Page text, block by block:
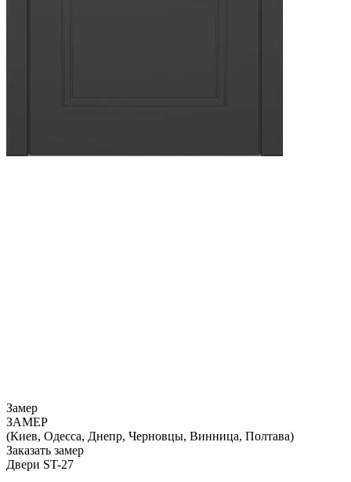
Замер
ЗАМЕР
(Киев, Одесса, Днепр, Черновцы, Винница, Полтава)
Заказать замер
Двери ST-27